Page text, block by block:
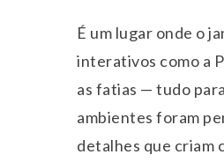
É um lugar onde o
interativos como a
as fatias — tudo
ambientes foram
detalhes que criam